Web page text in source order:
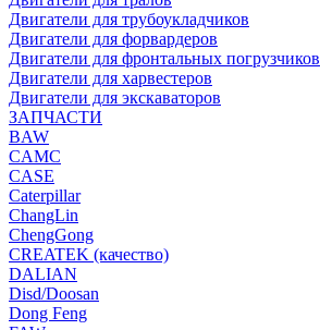
Двигатели для трубоукладчиков
Двигатели для форвардеров
Двигатели для фронтальных погрузчиков
Двигатели для харвестеров
Двигатели для экскаваторов
ЗАПЧАСТИ
BAW
CAMC
CASE
Caterpillar
ChangLin
ChengGong
CREATEK (качество)
DALIAN
Disd/Doosan
Dong Feng